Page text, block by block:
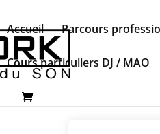
Accueil Parcours
Cours particuliers DJ / MAO